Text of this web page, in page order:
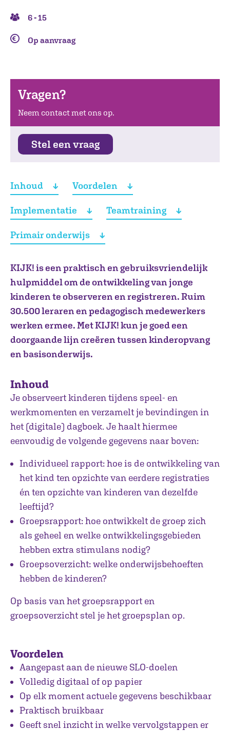
6 - 15
Op aanvraag
Vragen?
Neem contact met ons op.
Stel een vraag
Inhoud Voordelen
Implementatie Teamtraining
Primair onderwijs
KIJK! is een praktisch en gebruiksvriendelijk
hulpmiddel om de ontwikkeling van jonge
kinderen te observeren en registreren. Ruim
30.500 leraren en pedagogisch medewerkers
werken ermee. Met KIJK! kun je goed een
doorgaande lijn creëren tussen kinderopvang
en basisonderwijs.
Inhoud
Je observeert kinderen tijdens speel- en
werkmomenten en verzamelt je bevindingen in
het (digitale) dagboek. Je haalt hiermee
eenvoudig de volgende gegevens naar boven:
Individueel rapport: hoe is de ontwikkeling van
het kind ten opzichte van eerdere registraties
én ten opzichte van kinderen van dezelfde
leeftijd?
Groepsrapport: hoe ontwikkelt de groep zich
als geheel en welke ontwikkelingsgebieden
hebben extra stimulans nodig?
Groepsoverzicht: welke onderwijsbehoeften
hebben de kinderen?
Op basis van het groepsrapport en
groepsoverzicht stel je het groepsplan op.
Voordelen
Aangepast aan de nieuwe SLO-doelen
Volledig digitaal of op papier
Op elk moment actuele gegevens beschikbaar
Praktisch bruikbaar
Geeft snel inzicht in welke vervolgstappen er